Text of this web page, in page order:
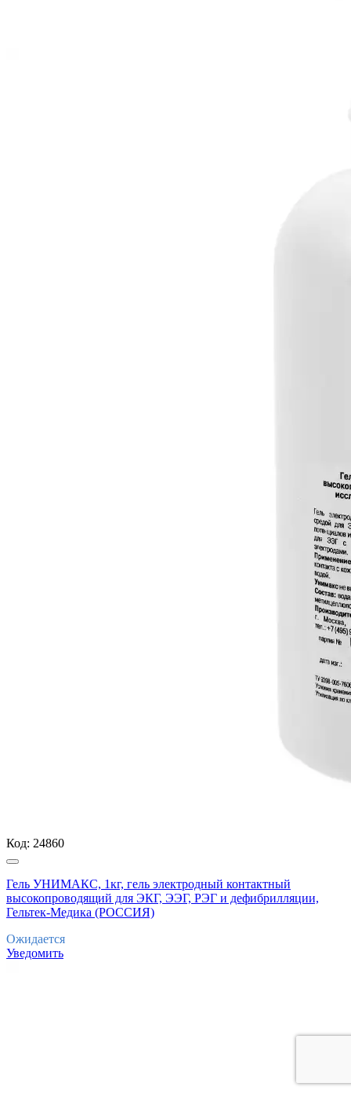
Код: 24860
Гель УНИМАКС, 1кг, гель электродный контактный
высокопроводящий для ЭКГ, ЭЭГ, РЭГ и дефибрилляции,
Гельтек-Медика (РОССИЯ)
Ожидается
Уведомить